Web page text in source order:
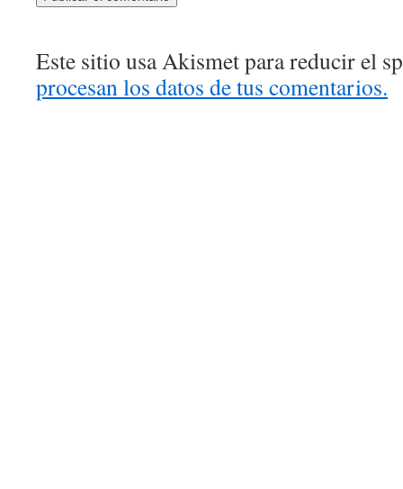
Este sitio usa Akismet para reducir el
procesan los datos de tus comentarios.